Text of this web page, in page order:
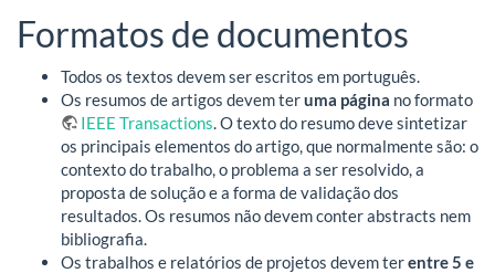
Formatos de documentos
Todos os textos devem ser escritos em português.
Os resumos de artigos devem teruma página no formato
IEEE Transactions. O texto do resumo deve sintetizar
os principais elementos do artigo, que normalmente são: o
contexto do trabalho, o problema a ser resolvido, a
proposta de solução e a forma de validação dos
resultados. Os resumos não devem conter abstracts nem
bibliografia.
Os trabalhos e relatórios de projetos devem terentre 5 e